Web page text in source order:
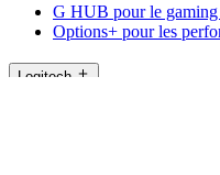
G HUB pour le gaming
Options+ pour les
Logitech